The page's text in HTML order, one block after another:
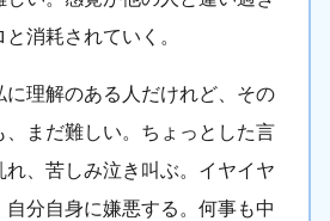
消耗されていく。
に理解のある人だけれど、その
、まだ難しい。ちょっとした言
、苦しみ泣き叫ぶ。イヤイヤ
分自身に嫌悪する。何事も中